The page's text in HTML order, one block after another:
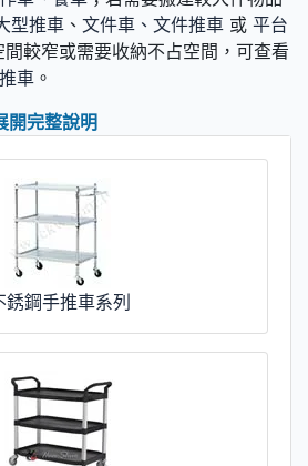
型推車 、 文件車、文件推車 或 平台
間較窄或需要收納不占空間，可查看
車 。
完整說明
銹鋼手推車系列